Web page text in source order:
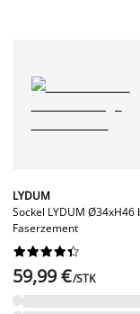
LYDUM
Sockel LYDUM Ø34xH46
Faserzement






59,99 €/STK